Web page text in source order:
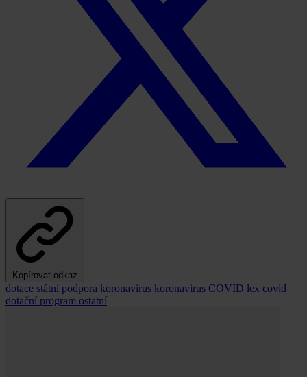
Kopírovat odkaz
dotace státní podpora koronavirus koronavirus COVID lex covid
dotační program ostatní